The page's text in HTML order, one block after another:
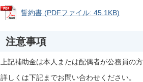
誓約書 (PDFファイル: 45.1KB)
注意事項
上記補助金は本人または配偶者が公務員の
詳しくは下記までお問い合わせください。